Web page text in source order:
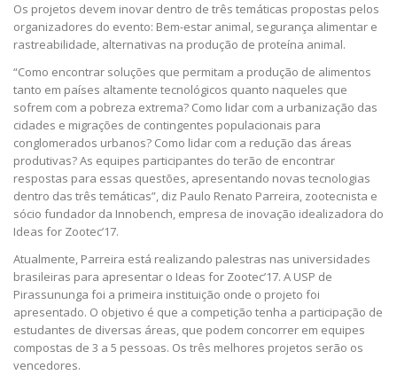
Os projetos devem inovar dentro de três temáticas propostas pelos
organizadores do evento: Bem-estar animal, segurança alimentar e
rastreabilidade, alternativas na produção de proteína animal.
“Como encontrar soluções que permitam a produção de alimentos
tanto em países altamente tecnológicos quanto naqueles que
sofrem com a pobreza extrema? Como lidar com a urbanização das
cidades e migrações de contingentes populacionais para
conglomerados urbanos? Como lidar com a redução das áreas
produtivas? As equipes participantes do terão de encontrar
respostas para essas questões, apresentando novas tecnologias
dentro das três temáticas”, diz Paulo Renato Parreira, zootecnista e
sócio fundador da Innobench, empresa de inovação idealizadora do
Ideas for Zootec’17.
Atualmente, Parreira está realizando palestras nas universidades
brasileiras para apresentar o Ideas for Zootec’17. A USP de
Pirassununga foi a primeira instituição onde o projeto foi
apresentado. O objetivo é que a competição tenha a participação de
estudantes de diversas áreas, que podem concorrer em equipes
compostas de 3 a 5 pessoas. Os três melhores projetos serão os
vencedores.